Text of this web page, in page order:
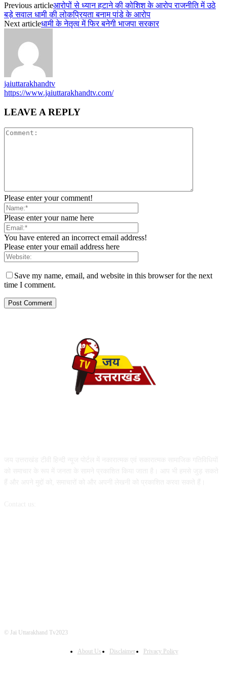
Previous articleआरोपों से ध्यान हटाने की कोशिश के आरोप राजनीति में उठे
बड़े सवाल धामी की लोकप्रियता बनाम पांडे के आरोप
Next articleधामी के नेतृत्व में फिर बनेगी भाजपा सरकार
jaiuttarakhandtv
https://www.jaiuttarakhandtv.com/
LEAVE A REPLY
Please enter your comment!
Please enter your name here
You have entered an incorrect email address!
Please enter your email address here
Save my name, email, and website in this browser for the next
time I comment.
© Jai Uttarakhand Tv2023
About Us Disclaimer Privacy Policy